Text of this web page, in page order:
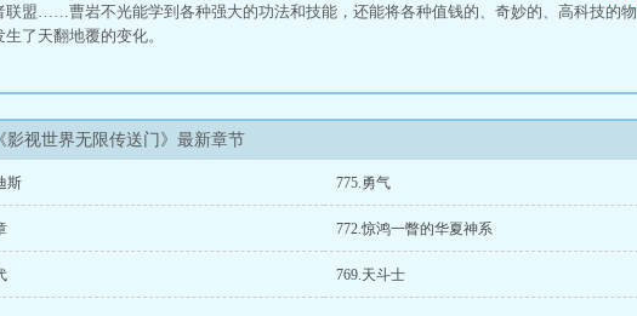
联盟……曹岩不光能学到各种强大的功法和技能，还能将各种值钱的、奇妙的、高科技的物
了天翻地覆的变化。
《影视世界无限传送门》最新章节
斯 775.勇气
772.惊鸿一瞥的华夏神系
769.天斗士